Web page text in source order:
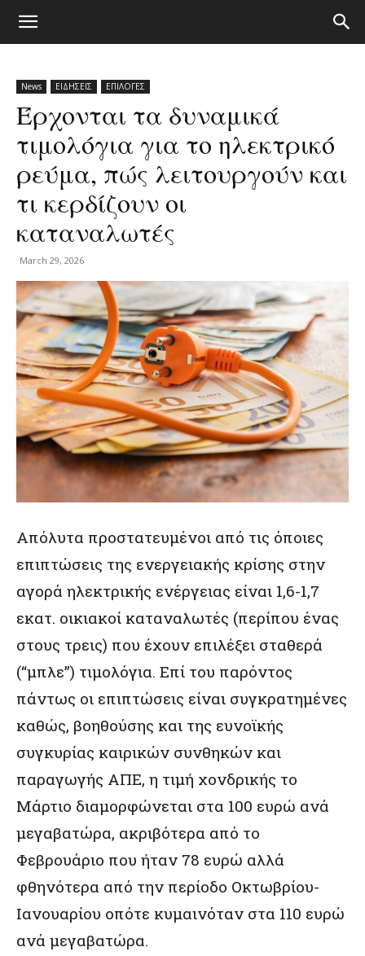
News ΕΙΔΗΣΕΙΣ ΕΠΙΛΟΓΕΣ
Έρχονται τα δυναμικά
τιμολόγια για το ηλεκτρικό
ρεύμα, πώς λειτουργούν και
τι κερδίζουν οι
καταναλωτές
March 29, 2026
Απόλυτα προστατευμένοι από τις όποιες
επιπτώσεις της ενεργειακής κρίσης στην
αγορά ηλεκτρικής ενέργειας είναι 1,6-1,7
εκατ. οικιακοί καταναλωτές (περίπου ένας
στους τρεις) που έχουν επιλέξει σταθερά
(“μπλε”) τιμολόγια. Επί του παρόντος
πάντως οι επιπτώσεις είναι συγκρατημένες
καθώς, βοηθούσης και της ευνοϊκής
συγκυρίας καιρικών συνθηκών και
παραγωγής ΑΠΕ, η τιμή χονδρικής το
Μάρτιο διαμορφώνεται στα 100 ευρώ ανά
μεγαβατώρα, ακριβότερα από το
Φεβρουάριο που ήταν 78 ευρώ αλλά
φθηνότερα από την περίοδο Οκτωβρίου-
Ιανουαρίου οπότε κυμαινόταν στα 110 ευρώ
ανά μεγαβατώρα.